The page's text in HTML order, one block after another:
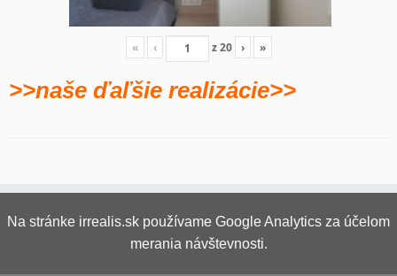
« ‹ z20 › »
>>naše ďaľšie realizácie>>
Na stránke irrealis.sk používame Google Analytics za účelom
merania návštevnosti.